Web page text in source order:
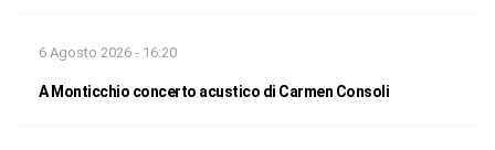
6 Agosto 2026 - 16:20
A Monticchio concerto acustico di Carmen Consoli